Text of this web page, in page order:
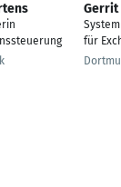
Gerrit
für